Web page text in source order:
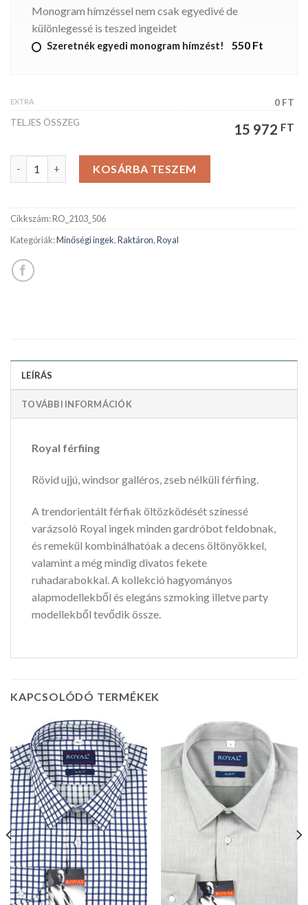
Monogram hímzéssel nem csak egyedivé de
különlegessé is teszed ingeidet
Szeretnék egyedi monogram hímzést! 550 Ft
EXTRA
0 FT
TELJES ÖSSZEG
15 972 FT
ROYAL férfiing mennyiségKOSÁRBA TESZEM
Cikkszám:RO_2103_506
Kategóriák:Minőségi ingek,Raktáron,Royal
LEÍRÁS
TOVÁBBI INFORMÁCIÓK
Royal férfiing
Rövid ujjú, windsor galléros, zseb nélküli férfiing.
A trendorientált férfiak öltözködését színessé
varázsoló Royal ingek minden gardróbot feldobnak,
és remekül kombinálhatóak a decens öltönyökkel,
valamint a még mindig divatos fekete
ruhadarabokkal. A kollekció hagyományos
alapmodellekből és elegáns szmoking illetve party
modellekből tevődik össze.
KAPCSOLÓDÓ TERMÉKEK